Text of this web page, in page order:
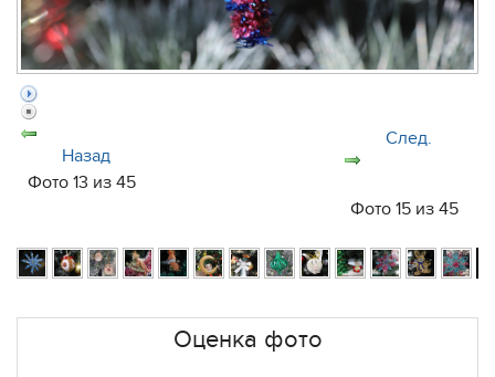
Назад
Фото 13 из 45
След.
Фото 15 из 45
Оценка фото